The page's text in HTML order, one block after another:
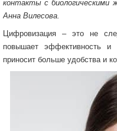
контакты с биологическими
Анна Вилесова.
Цифровизация – это не
повышает эффективность и
приносит больше удобства и